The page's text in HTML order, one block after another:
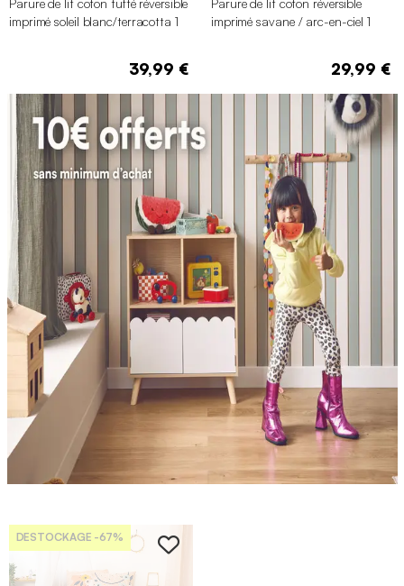
imprimé soleil blanc/terracotta 1
39,99 €
imprimé savane / arc-en-ciel 1
29,99 €
DESTOCKAGE -67%